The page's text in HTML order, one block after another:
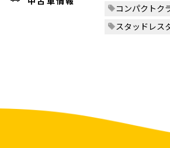
コンパクトク
スタッドレス